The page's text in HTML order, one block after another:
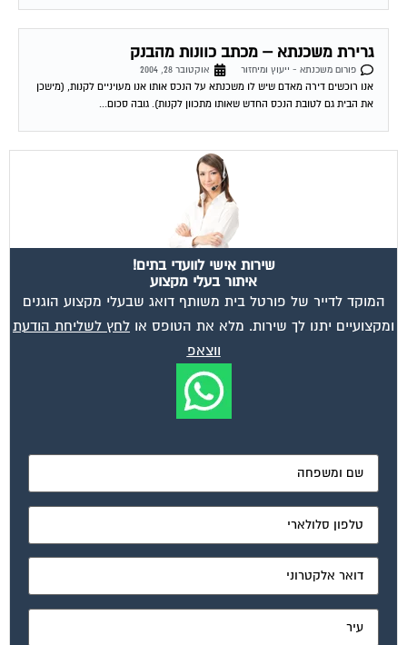
גרירת משכנתא – מכתב כוונות מהבנק
פורום משכנתא - ייעוץ ומיחזור
אוקטובר 28, 2004
אנו רוכשים דירה מאדם שיש לו משכנתא על הנכס אותו אנו מעויניים לקנות, (מישכן
את הבית גם לטובת הנכס החדש שאותו מתכוון לקנות). גובה סכום...
שירות אישי לוועדי בתים!
איתור בעלי מקצוע
המוקד לדייר של פורטל בית משותף דואג שבעלי מקצוע הוגנים
ומקצועיים יתנו לך שירות. מלא את הטופס או לחץ לשליחת הודעת
ווצאפ